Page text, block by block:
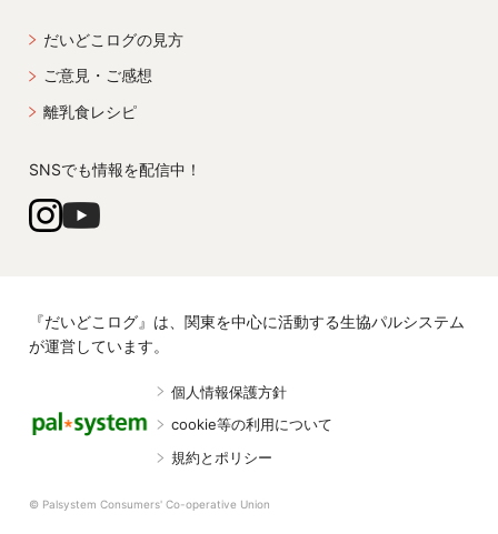
だいどこログの見方
ご意見・ご感想
離乳食レシピ
SNSでも情報を配信中！
『だいどこログ』は、関東を中心に活動する生協パルシステム
が運営しています。
個人情報保護方針
cookie等の利用について
規約とポリシー
© Palsystem Consumers' Co-operative Union